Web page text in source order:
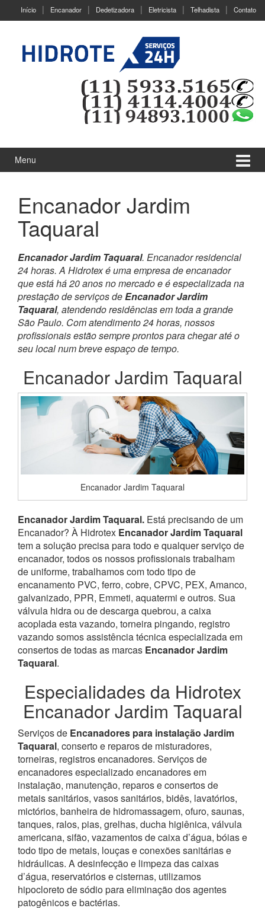
Início Encanador Dedetizadora Eletricista Telhadista Contato
Menu
Encanador Jardim
Taquaral
Encanador Jardim Taquaral. Encanador residencial
24 horas. A Hidrotex é uma empresa de encanador
que está há 20 anos no mercado e é especializada na
prestação de serviços deEncanador Jardim
Taquaral, atendendo residências em toda a grande
São Paulo. Com atendimento 24 horas, nossos
profissionais estão sempre prontos para chegar até o
seu local num breve espaço de tempo.
Encanador Jardim Taquaral
Encanador Jardim Taquaral
Encanador Jardim Taquaral. Está precisando de um
Encanador? À Hidrotex Encanador Jardim Taquaral
tem a solução precisa para todo e qualquer serviço de
encanador, todos os nossos profissionais trabalham
de uniforme, trabalhamos com todo tipo de
encanamento PVC, ferro, cobre, CPVC, PEX, Amanco,
galvanizado, PPR, Emmeti, aquatermi e outros. Sua
válvula hidra ou de descarga quebrou, a caixa
acoplada esta vazando, torneira pingando, registro
vazando somos assistência técnica especializada em
consertos de todas as marcas Encanador Jardim
Taquaral.
Especialidades da Hidrotex
Encanador Jardim Taquaral
Serviços de Encanadores para instalação Jardim
Taquaral, conserto e reparos de misturadores,
torneiras, registros encanadores. Serviços de
encanadores especializado encanadores em
instalação, manutenção, reparos e consertos de
metais sanitários, vasos sanitários, bidês, lavatórios,
mictórios, banheira de hidromassagem, ofuro, saunas,
tanques, ralos, pias, grelhas, ducha higiênica, válvula
americana, sifão, vazamentos de caixa d’água, bóias e
todo tipo de metais, louças e conexões sanitárias e
hidráulicas. A desinfecção e limpeza das caixas
d’água, reservatórios e cisternas, utilizamos
hipocloreto de sódio para eliminação dos agentes
patogênicos e bactérias.